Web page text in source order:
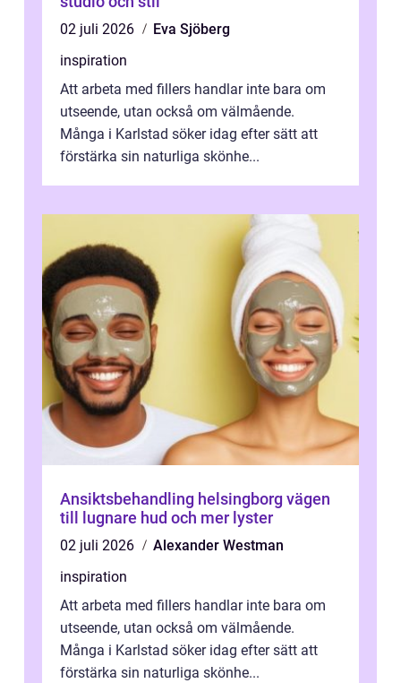
02 juli 2026
Eva Sjöberg
inspiration
Att arbeta med fillers handlar inte bara om
utseende, utan också om välmående.
Många i Karlstad söker idag efter sätt att
förstärka sin naturliga skönhe...
Ansiktsbehandling helsingborg vägen
till lugnare hud och mer lyster
02 juli 2026
Alexander Westman
inspiration
Att arbeta med fillers handlar inte bara om
utseende, utan också om välmående.
Många i Karlstad söker idag efter sätt att
förstärka sin naturliga skönhe...